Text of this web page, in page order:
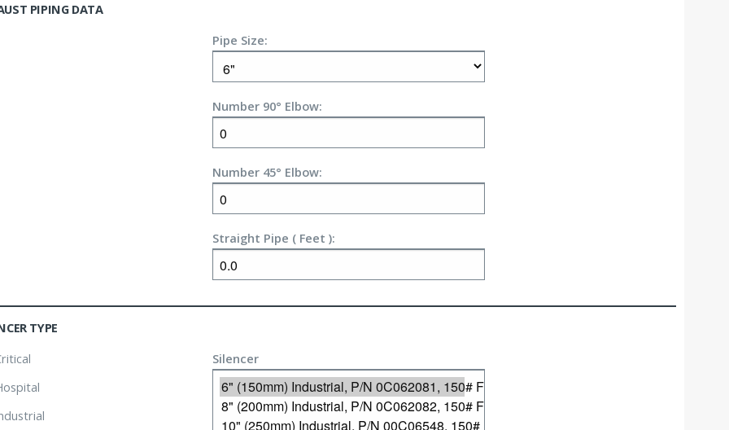
PIPING DATA
Pipe Size:
Number 90° Elbow:
Number 45° Elbow:
Straight Pipe ( Feet ):
TYPE
Silencer